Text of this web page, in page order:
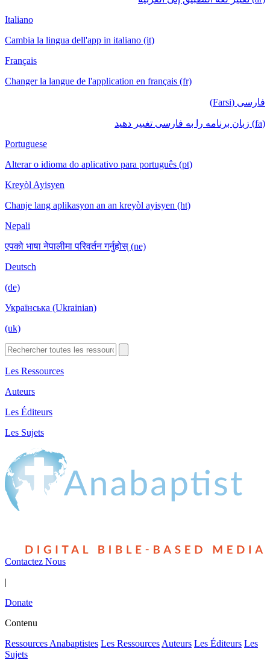
Italiano
Cambia la lingua dell'app in italiano (it)
Français
Changer la langue de l'application en français (fr)
فارسی (Farsi)
(fa) زبان برنامه را به فارسی تغییر دهید
Portuguese
Alterar o idioma do aplicativo para português (pt)
Kreyòl Ayisyen
Chanje lang aplikasyon an an kreyòl ayisyen (ht)
Nepali
एपको भाषा नेपालीमा परिवर्तन गर्नुहोस् (ne)
Deutsch
(de)
Українська (Ukrainian)
(uk)
Les Ressources
Auteurs
Les Éditeurs
Les Sujets
Contactez Nous
|
Donate
Contenu
Ressources Anabaptistes Les Ressources Auteurs Les Éditeurs Les
Sujets